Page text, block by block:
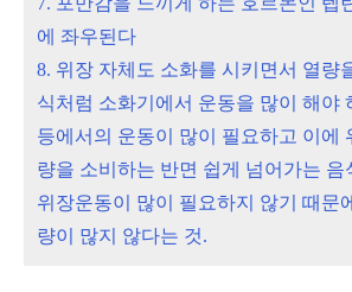
에 좌우된다
8. 위장 자체도 소화를 시키면서 열량
식처럼 소화기에서 운동을 많이 해야
등에서의 운동이 많이 필요하고 이에
량을 소비하는 반면 쉽게 넘어가는 음
위장운동이 많이 필요하지 않기 때문
량이 많지 않다는 것.